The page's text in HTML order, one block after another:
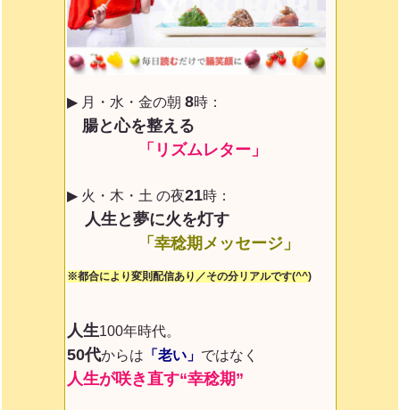
▶ 月・水・金の朝 8時：
腸と心を整える
「リズムレター」
▶ 火・木・土 の夜21時：
人生と夢に火を灯す
「幸稔期メッセージ」
※都合により変則配信あり／その分リアルです(^^)
人生100年時代。
50代からは 「老い」 ではなく
人生が咲き直す“幸稔期”